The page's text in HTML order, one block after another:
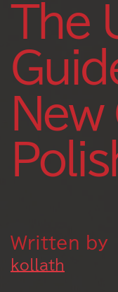
The
New
Written by
kollath